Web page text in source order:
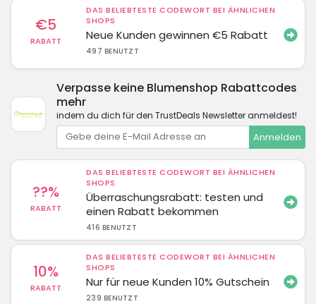
€5
RABATT
DAS BELIEBTESTE CODEWORT BEI ÄHNLICHEN
SHOPS
Neue Kunden gewinnen €5 Rabatt
497 BENUTZT
Verpasse keine Blumenshop Rabattcodes
mehr
indem du dich für den TrustDeals Newsletter anmeldest!
Anmelden
??%
RABATT
DAS BELIEBTESTE CODEWORT BEI ÄHNLICHEN
SHOPS
Überraschungsrabatt: testen und
einen Rabatt bekommen
416 BENUTZT
10%
RABATT
DAS BELIEBTESTE CODEWORT BEI ÄHNLICHEN
SHOPS
Nur für neue Kunden 10% Gutschein
239 BENUTZT